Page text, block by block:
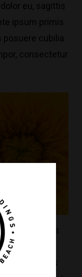
eu, sagittis
ipsum primis
cubilia
consectetur
porta. Mauris
mi sed
aliquet. Duis